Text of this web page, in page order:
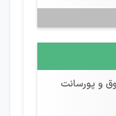
و پورسانت